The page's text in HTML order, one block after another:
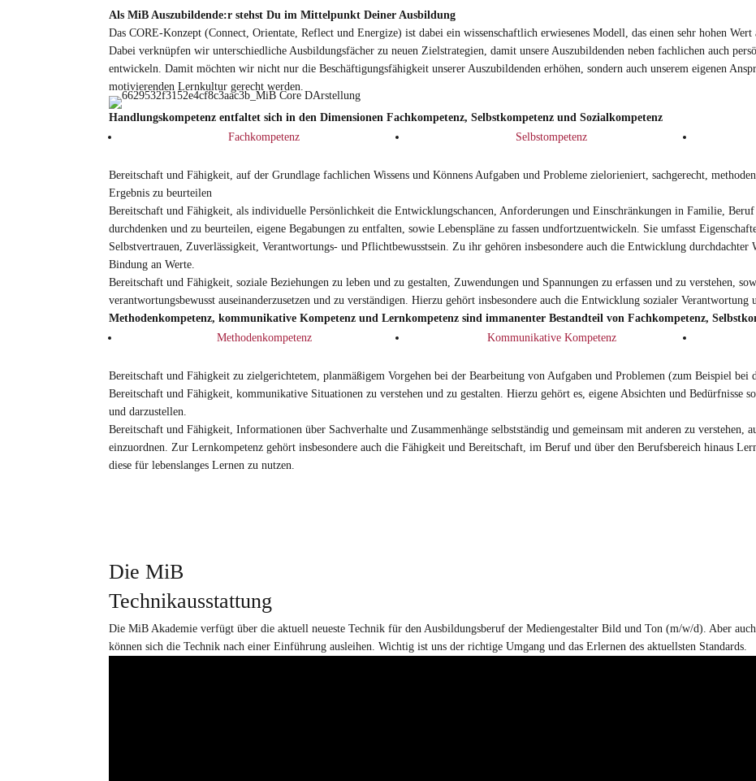
Als MiB Auszubildende:r stehst Du im Mittelpunkt Deiner Ausbildung
Das CORE-Konzept (Connect, Orientate, Reflect und Energize) ist dabei ein wissenschaftlich erwiesenes Modell, das einen sehr hohen
Dabei verknüpfen wir unterschiedliche Ausbildungsfächer zu neuen Zielstrategien, damit unsere Auszubildenden neben fachlichen auch
entwickeln. Damit möchten wir nicht nur die Beschäftigungsfähigkeit unserer Auszubildenden erhöhen, sondern auch unserem eigenen
motivierenden Lernkultur gerecht werden.
Handlungskompetenz entfaltet sich in den Dimensionen Fachkompetenz, Selbstkompetenz und Sozialkompetenz
Fachkompetenz
Selbstompetenz
Bereitschaft und Fähigkeit, auf der Grundlage fachlichen Wissens und Könnens Aufgaben und Probleme zielorieniert, sachgerecht,
Ergebnis zu beurteilen
Bereitschaft und Fähigkeit, als individuelle Persönlichkeit die Entwicklungschancen, Anforderungen und Einschränkungen in Familie,
durchdenken und zu beurteilen, eigene Begabungen zu entfalten, sowie Lebenspläne zu fassen undfortzuentwickeln. Sie umfasst
Selbstvertrauen, Zuverlässigkeit, Verantwortungs- und Pflichtbewusstsein. Zu ihr gehören insbesondere auch die Entwicklung durchdachter
Bindung an Werte.
Bereitschaft und Fähigkeit, soziale Beziehungen zu leben und zu gestalten, Zuwendungen und Spannungen zu erfassen und zu verstehen,
verantwortungsbewusst auseinanderzusetzen und zu verständigen. Hierzu gehört insbesondere auch die Entwicklung sozialer Verantwortung
Methodenkompetenz, kommunikative Kompetenz und Lernkompetenz sind immanenter Bestandteil von Fachkompetenz,
Methodenkompetenz
Kommunikative Kompetenz
Bereitschaft und Fähigkeit zu zielgerichtetem, planmäßigem Vorgehen bei der Bearbeitung von Aufgaben und Problemen (zum Beispiel bei
Bereitschaft und Fähigkeit, kommunikative Situationen zu verstehen und zu gestalten. Hierzu gehört es, eigene Absichten und Bedürfnisse
und darzustellen.
Bereitschaft und Fähigkeit, Informationen über Sachverhalte und Zusammenhänge selbstständig und gemeinsam mit anderen zu verstehen,
einzuordnen. Zur Lernkompetenz gehört insbesondere auch die Fähigkeit und Bereitschaft, im Beruf und über den Berufsbereich hinaus
diese für lebenslanges Lernen zu nutzen.
Die MiB
Technikausstattung
Die MiB Akademie verfügt über die aktuell neueste Technik für den Ausbildungsberuf der Mediengestalter Bild und Ton (m/w/d). Aber
können sich die Technik nach einer Einführung ausleihen. Wichtig ist uns der richtige Umgang und das Erlernen des aktuellsten Standards.